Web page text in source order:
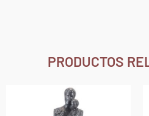
PRODUCTOS